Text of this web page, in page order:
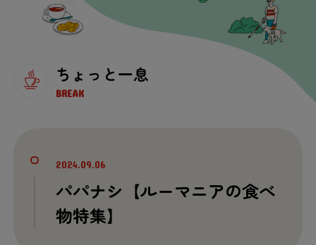
ちょっと一息
BREAK
2024.09.06
パパナシ【ルーマニアの食べ
物特集】